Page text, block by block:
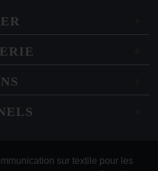
sur textile pour les